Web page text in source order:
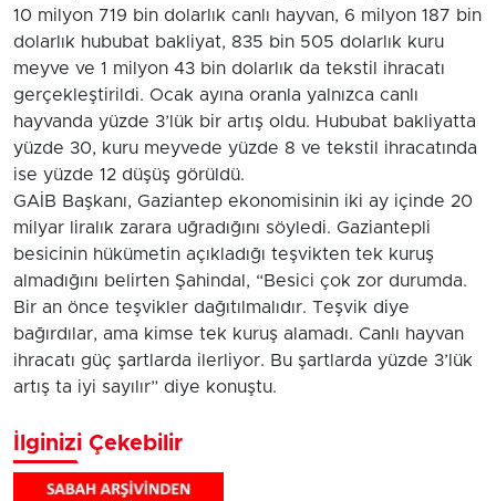
10 milyon 719 bin dolarlık canlı hayvan, 6 milyon 187 bin
dolarlık hububat bakliyat, 835 bin 505 dolarlık kuru
meyve ve 1 milyon 43 bin dolarlık da tekstil ihracatı
gerçekleştirildi. Ocak ayına oranla yalnızca canlı
hayvanda yüzde 3’lük bir artış oldu. Hububat bakliyatta
yüzde 30, kuru meyvede yüzde 8 ve tekstil ihracatında
ise yüzde 12 düşüş görüldü.
GAİB Başkanı, Gaziantep ekonomisinin iki ay içinde 20
milyar liralık zarara uğradığını söyledi. Gaziantepli
besicinin hükümetin açıkladığı teşvikten tek kuruş
almadığını belirten Şahindal, “Besici çok zor durumda.
Bir an önce teşvikler dağıtılmalıdır. Teşvik diye
bağırdılar, ama kimse tek kuruş alamadı. Canlı hayvan
ihracatı güç şartlarda ilerliyor. Bu şartlarda yüzde 3’lük
artış ta iyi sayılır” diye konuştu.
İlginizi Çekebilir